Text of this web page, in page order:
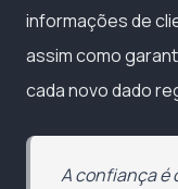
informações de
assim como
cada novo dado
A confiança é